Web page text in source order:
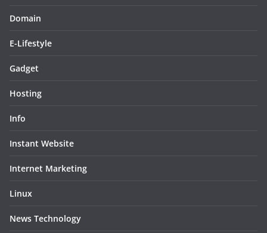
Domain
E-Lifestyle
Gadget
Hosting
Info
Instant Website
Internet Marketing
Linux
News Technology